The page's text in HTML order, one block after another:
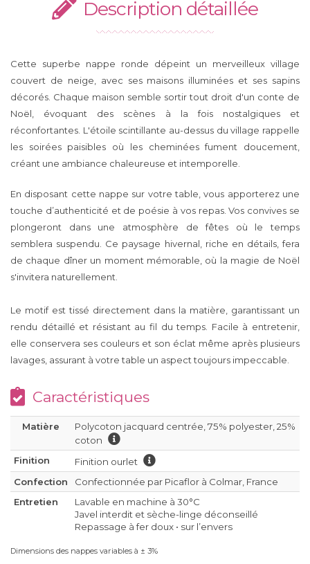
Description détaillée
Cette superbe nappe ronde dépeint un merveilleux village
couvert de neige, avec ses maisons illuminées et ses sapins
décorés. Chaque maison semble sortir tout droit d'un conte de
Noël, évoquant des scènes à la fois nostalgiques et
réconfortantes. L'étoile scintillante au-dessus du village rappelle
les soirées paisibles où les cheminées fument doucement,
créant une ambiance chaleureuse et intemporelle.
En disposant cette nappe sur votre table, vous apporterez une
touche d’authenticité et de poésie à vos repas. Vos convives se
plongeront dans une atmosphère de fêtes où le temps
semblera suspendu. Ce paysage hivernal, riche en détails, fera
de chaque dîner un moment mémorable, où la magie de Noël
s'invitera naturellement.
Le motif est tissé directement dans la matière, garantissant un
rendu détaillé et résistant au fil du temps. Facile à entretenir,
elle conservera ses couleurs et son éclat même après plusieurs
lavages, assurant à votre table un aspect toujours impeccable.
Caractéristiques
Matière
Polycoton jacquard centrée, 75% polyester, 25%
coton
Finition
Finition ourlet
Confection
Confectionnée par Picaflor à Colmar, France
Entretien
Lavable en machine à 30°C
Javel interdit et sèche-linge déconseillé
Repassage à fer doux • sur l’envers
Dimensions des nappes variables à ± 3%